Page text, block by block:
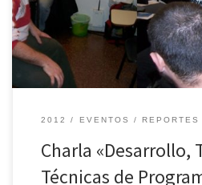
2012 EVENTOS REPORTES
Charla «Desarrollo,
Técnicas de